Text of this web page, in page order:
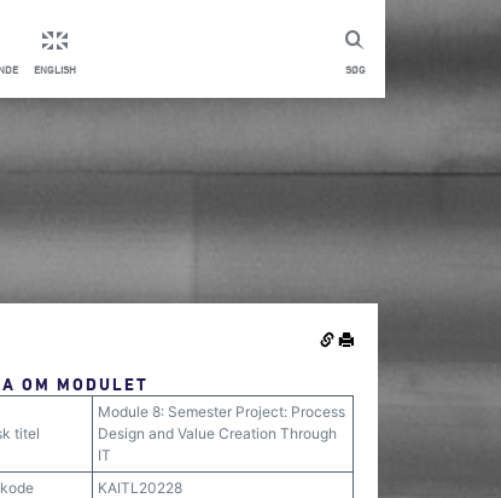
SØG
ENGLISH
OM MODULET
titel
Module 8: Semester Project: Process
Design and Value Creation Through
IT
KAITL20228